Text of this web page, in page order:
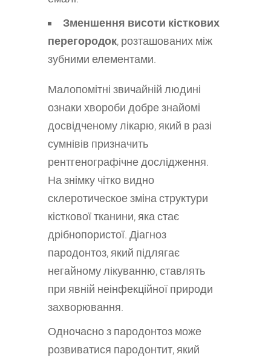
Зменшення висоти кісткових
перегородок, розташованих між
зубними елементами.
Малопомітні звичайній людині
ознаки хвороби добре знайомі
досвідченому лікарю, який в разі
сумнівів призначить
рентгенографічне дослідження.
На знімку чітко видно
склеротическое зміна структури
кісткової тканини, яка стає
дрібнопористої. Діагноз
пародонтоз, який підлягає
негайному лікуванню, ставлять
при явній неінфекційної природи
захворювання.
Одночасно з пародонтоз може
розвиватися пародонтит, який